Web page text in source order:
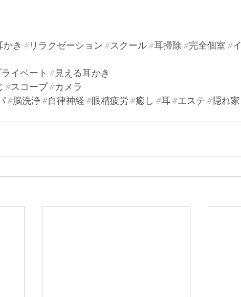
かき #リラクゼーション #スクール#耳掃除 #完全個室 #
イベート #見える耳かき
#スコープ#カメラ
#脳洗浄#自律神経 #眼精疲労 #癒し #耳#エステ #隠れ家